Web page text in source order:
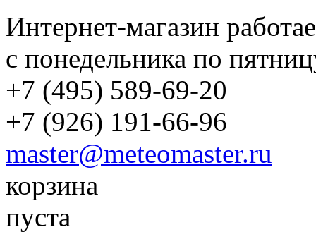
Интернет-магазин
с понедельника по
+7 (495) 589-69-20
+7 (926) 191-66-96
master@meteomaster.ru
корзина
пуста